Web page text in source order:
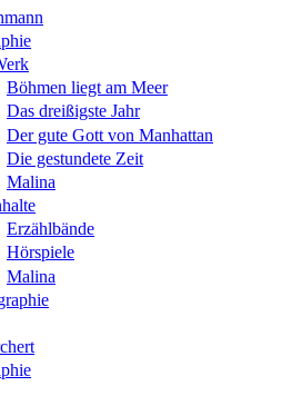
Böhmen liegt am Meer
Das dreißigste Jahr
Der gute Gott von Manhattan
Die gestundete Zeit
Malina
Erzählbände
Hörspiele
Malina